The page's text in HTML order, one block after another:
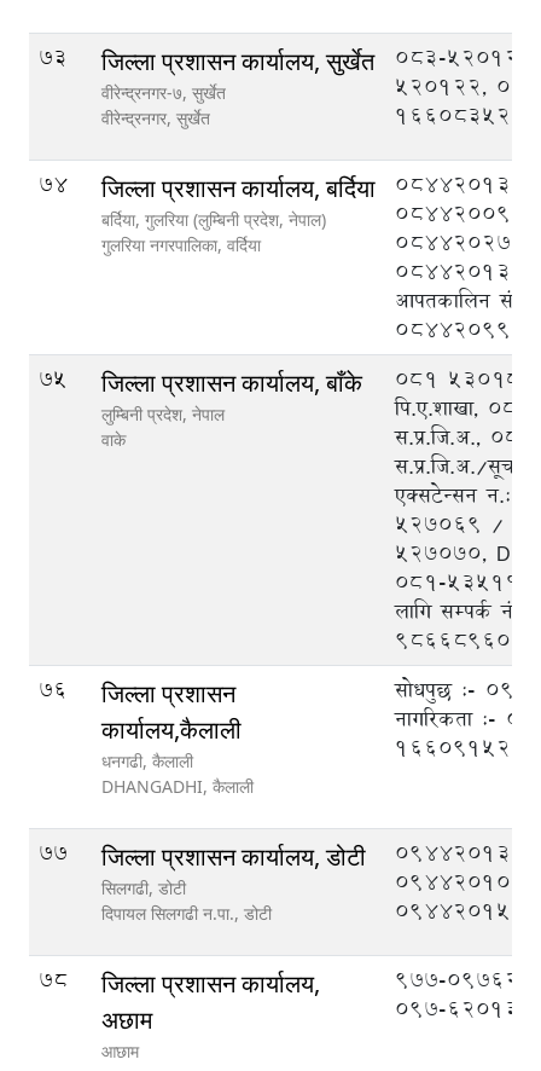
73 जिल्ला प्रशासन कार्यालय, सुर्खेत
वीरेन्द्रनगर-७, सुर्खेत
वीरेन्द्रनगर, सुर्खेत
083-
520122,
74 जिल्ला प्रशासन कार्यालय, बर्दिया
बर्दिया, गुलरिया (लुम्बिनी प्रदेश, नेपाल)
गुलरिया नगरपालिका, वर्दिया
084420133,
084420095,
084420276,
084420132,
आपतकालिन
084420999
75
जिल्ला प्रशासन कार्यालय, बाँके
लुम्बिनी प्रदेश, नेपाल
वाके
०८१ ५३०१८८
पि‍.ए.शाखा,
स.प्र.जि.अ.,
स.प्र.जि.अ./सूचना
एक्सटेन्सन न.:
५२७०६९ /
५२७०७०,
०८१-५३५१११,
लागि सम्पर्क नं.
9866896048
76
जिल्ला प्रशासन
कार्यालय,कैलाली
धनगढी, कैलाली
DHANGADHI, कैलाली
सोधपुछ :-
नागरिकता :-
77 जिल्ला प्रशासन कार्यालय, डोटी
सिलगढी, डोटी
दिपायल सिलगढी न.पा., डोटी
094420133,
094420108,
094420151
78
जिल्ला प्रशासन कार्यालय,
अछाम
आछाम
977-
097-620133